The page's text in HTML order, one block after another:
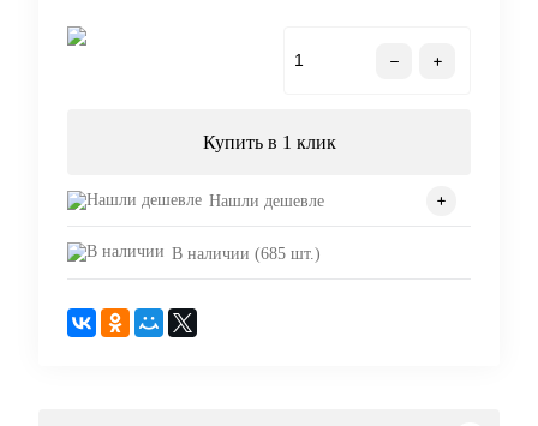
Купить в 1 клик
Нашли дешевле
В наличии (685 шт.)